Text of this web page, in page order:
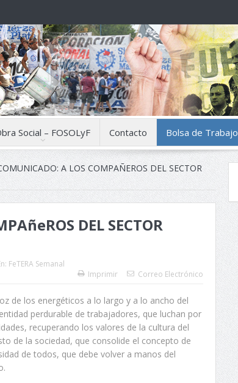
Social – FOSOLyF Contacto Bolsa de Trabajo
A LOS COMPAÑEROS DEL SECTOR
DEL SECTOR
FeTERA Semanal
Imprimir
Correo Electrónico
de los energéticos a lo largo y a lo ancho del
perdurable de trabajadores, que luchan por
recuperando los valores de la cultura del
de la sociedad, que consolide el concepto de
de todos, que debe volver a manos del